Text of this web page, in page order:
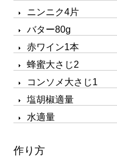
ニンニク4片
バター80g
赤ワイン1本
蜂蜜大さじ2
コンソメ大さじ1
塩胡椒適量
水適量
作り方